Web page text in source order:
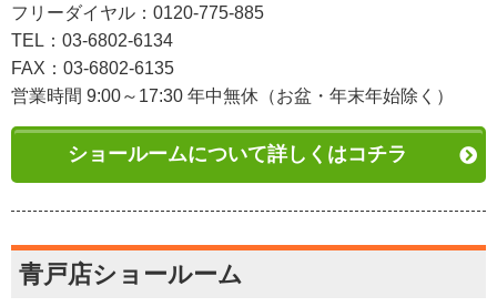
フリーダイヤル：0120-775-885
TEL：03-6802-6134
FAX：03-6802-6135
営業時間 9:00～17:30 年中無休（お盆・年末年始除く）
ショールームについて詳しくはコチラ
青戸店ショールーム